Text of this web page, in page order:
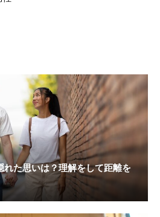
れた思いは？理解をして距離を